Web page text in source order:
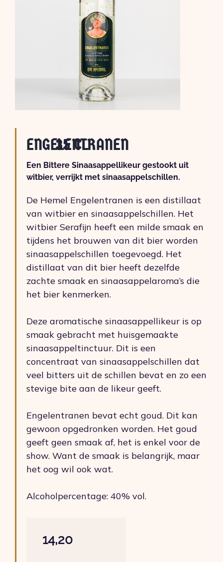
ENGELENTRANEN
35 CL
Een Bittere Sinaasappellikeur gestookt uit
witbier, verrijkt met sinaasappelschillen.
De Hemel Engelentranen is een distillaat
van witbier en sinaasappelschillen. Het
witbier Serafijn heeft een milde smaak en
tijdens het brouwen van dit bier worden
sinaasappelschillen toegevoegd. Het
distillaat van dit bier heeft dezelfde
zachte smaak en sinaasappelaroma’s die
het bier kenmerken.
Deze aromatische sinaasappellikeur is op
smaak gebracht met huisgemaakte
sinaasappeltinctuur. Dit is een
concentraat van sinaasappelschillen dat
veel bitters uit de schillen bevat en zo een
stevige bite aan de likeur geeft.
Engelentranen bevat echt goud. Dit kan
gewoon opgedronken worden. Het goud
geeft geen smaak af, het is enkel voor de
show. Want de smaak is belangrijk, maar
het oog wil ook wat.
Alcoholpercentage: 40% vol.
14,20